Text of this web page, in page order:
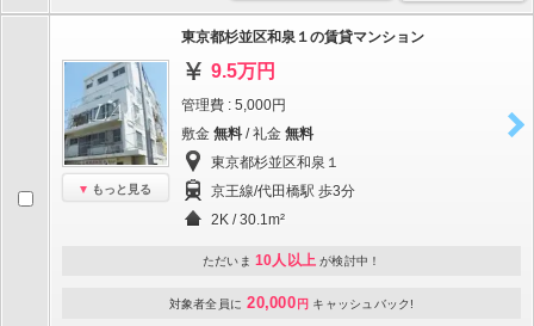
もっと見る
東京都杉並区和泉１の賃貸マンション
9.5万円
管理費 : 5,000円
敷金 無料 / 礼金 無料
東京都杉並区和泉１
京王線/代田橋駅 歩3分
2K / 30.1m²
ただいま 10人以上 が検討中！
対象者全員に 20,000 円 キャッシュバック!